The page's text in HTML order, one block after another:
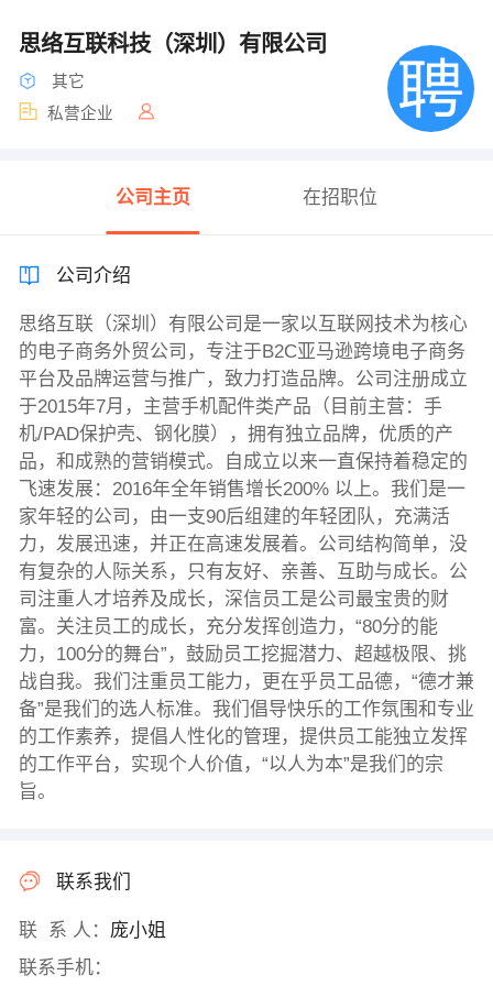
思络互联科技（深圳）有限公司
其它
私营企业
公司主页 在招职位
公司介绍
思络互联（深圳）有限公司是一家以互联网技术为核心
的电子商务外贸公司，专注于B2C亚马逊跨境电子商务
平台及品牌运营与推广，致力打造品牌。公司注册成立
于2015年7月，主营手机配件类产品（目前主营：手
机/PAD保护壳、钢化膜），拥有独立品牌，优质的产
品，和成熟的营销模式。自成立以来一直保持着稳定的
飞速发展：2016年全年销售增长200% 以上。我们是一
家年轻的公司，由一支90后组建的年轻团队，充满活
力，发展迅速，并正在高速发展着。公司结构简单，没
有复杂的人际关系，只有友好、亲善、互助与成长。公
司注重人才培养及成长，深信员工是公司最宝贵的财
富。关注员工的成长，充分发挥创造力，“80分的能
力，100分的舞台”，鼓励员工挖掘潜力、超越极限、挑
战自我。我们注重员工能力，更在乎员工品德，“德才兼
备”是我们的选人标准。我们倡导快乐的工作氛围和专业
的工作素养，提倡人性化的管理，提供员工能独立发挥
的工作平台，实现个人价值，“以人为本”是我们的宗
旨。
联系我们
联 系 人： 庞小姐
联系手机：